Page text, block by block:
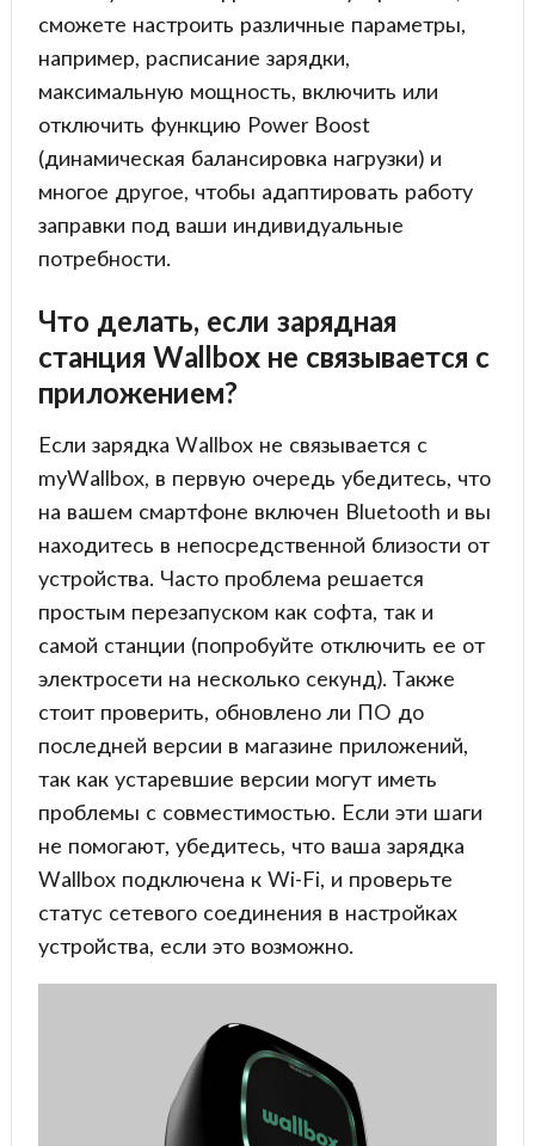
сможете настроить различные параметры,
например, расписание зарядки,
максимальную мощность, включить или
отключить функцию Power Boost
(динамическая балансировка нагрузки) и
многое другое, чтобы адаптировать работу
заправки под ваши индивидуальные
потребности.
Что делать, если зарядная
станция Wallbox не связывается с
приложением?
Если зарядка Wallbox не связывается с
myWallbox, в первую очередь убедитесь, что
на вашем смартфоне включен Bluetooth и вы
находитесь в непосредственной близости от
устройства. Часто проблема решается
простым перезапуском как софта, так и
самой станции (попробуйте отключить ее от
электросети на несколько секунд). Также
стоит проверить, обновлено ли ПО до
последней версии в магазине приложений,
так как устаревшие версии могут иметь
проблемы с совместимостью. Если эти шаги
не помогают, убедитесь, что ваша зарядка
Wallbox подключена к Wi-Fi, и проверьте
статус сетевого соединения в настройках
устройства, если это возможно.